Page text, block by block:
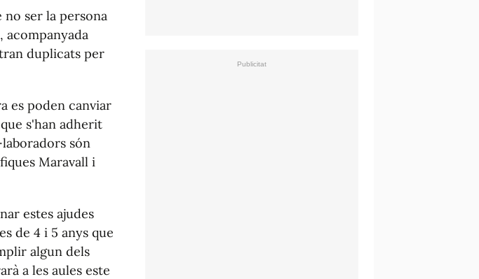
no ser la persona
acompanyada
duplicats per
es poden canviar
s'han adherit
són
Maravall i
estes ajudes
de 4 i 5 anys que
algun dels
a les aules este